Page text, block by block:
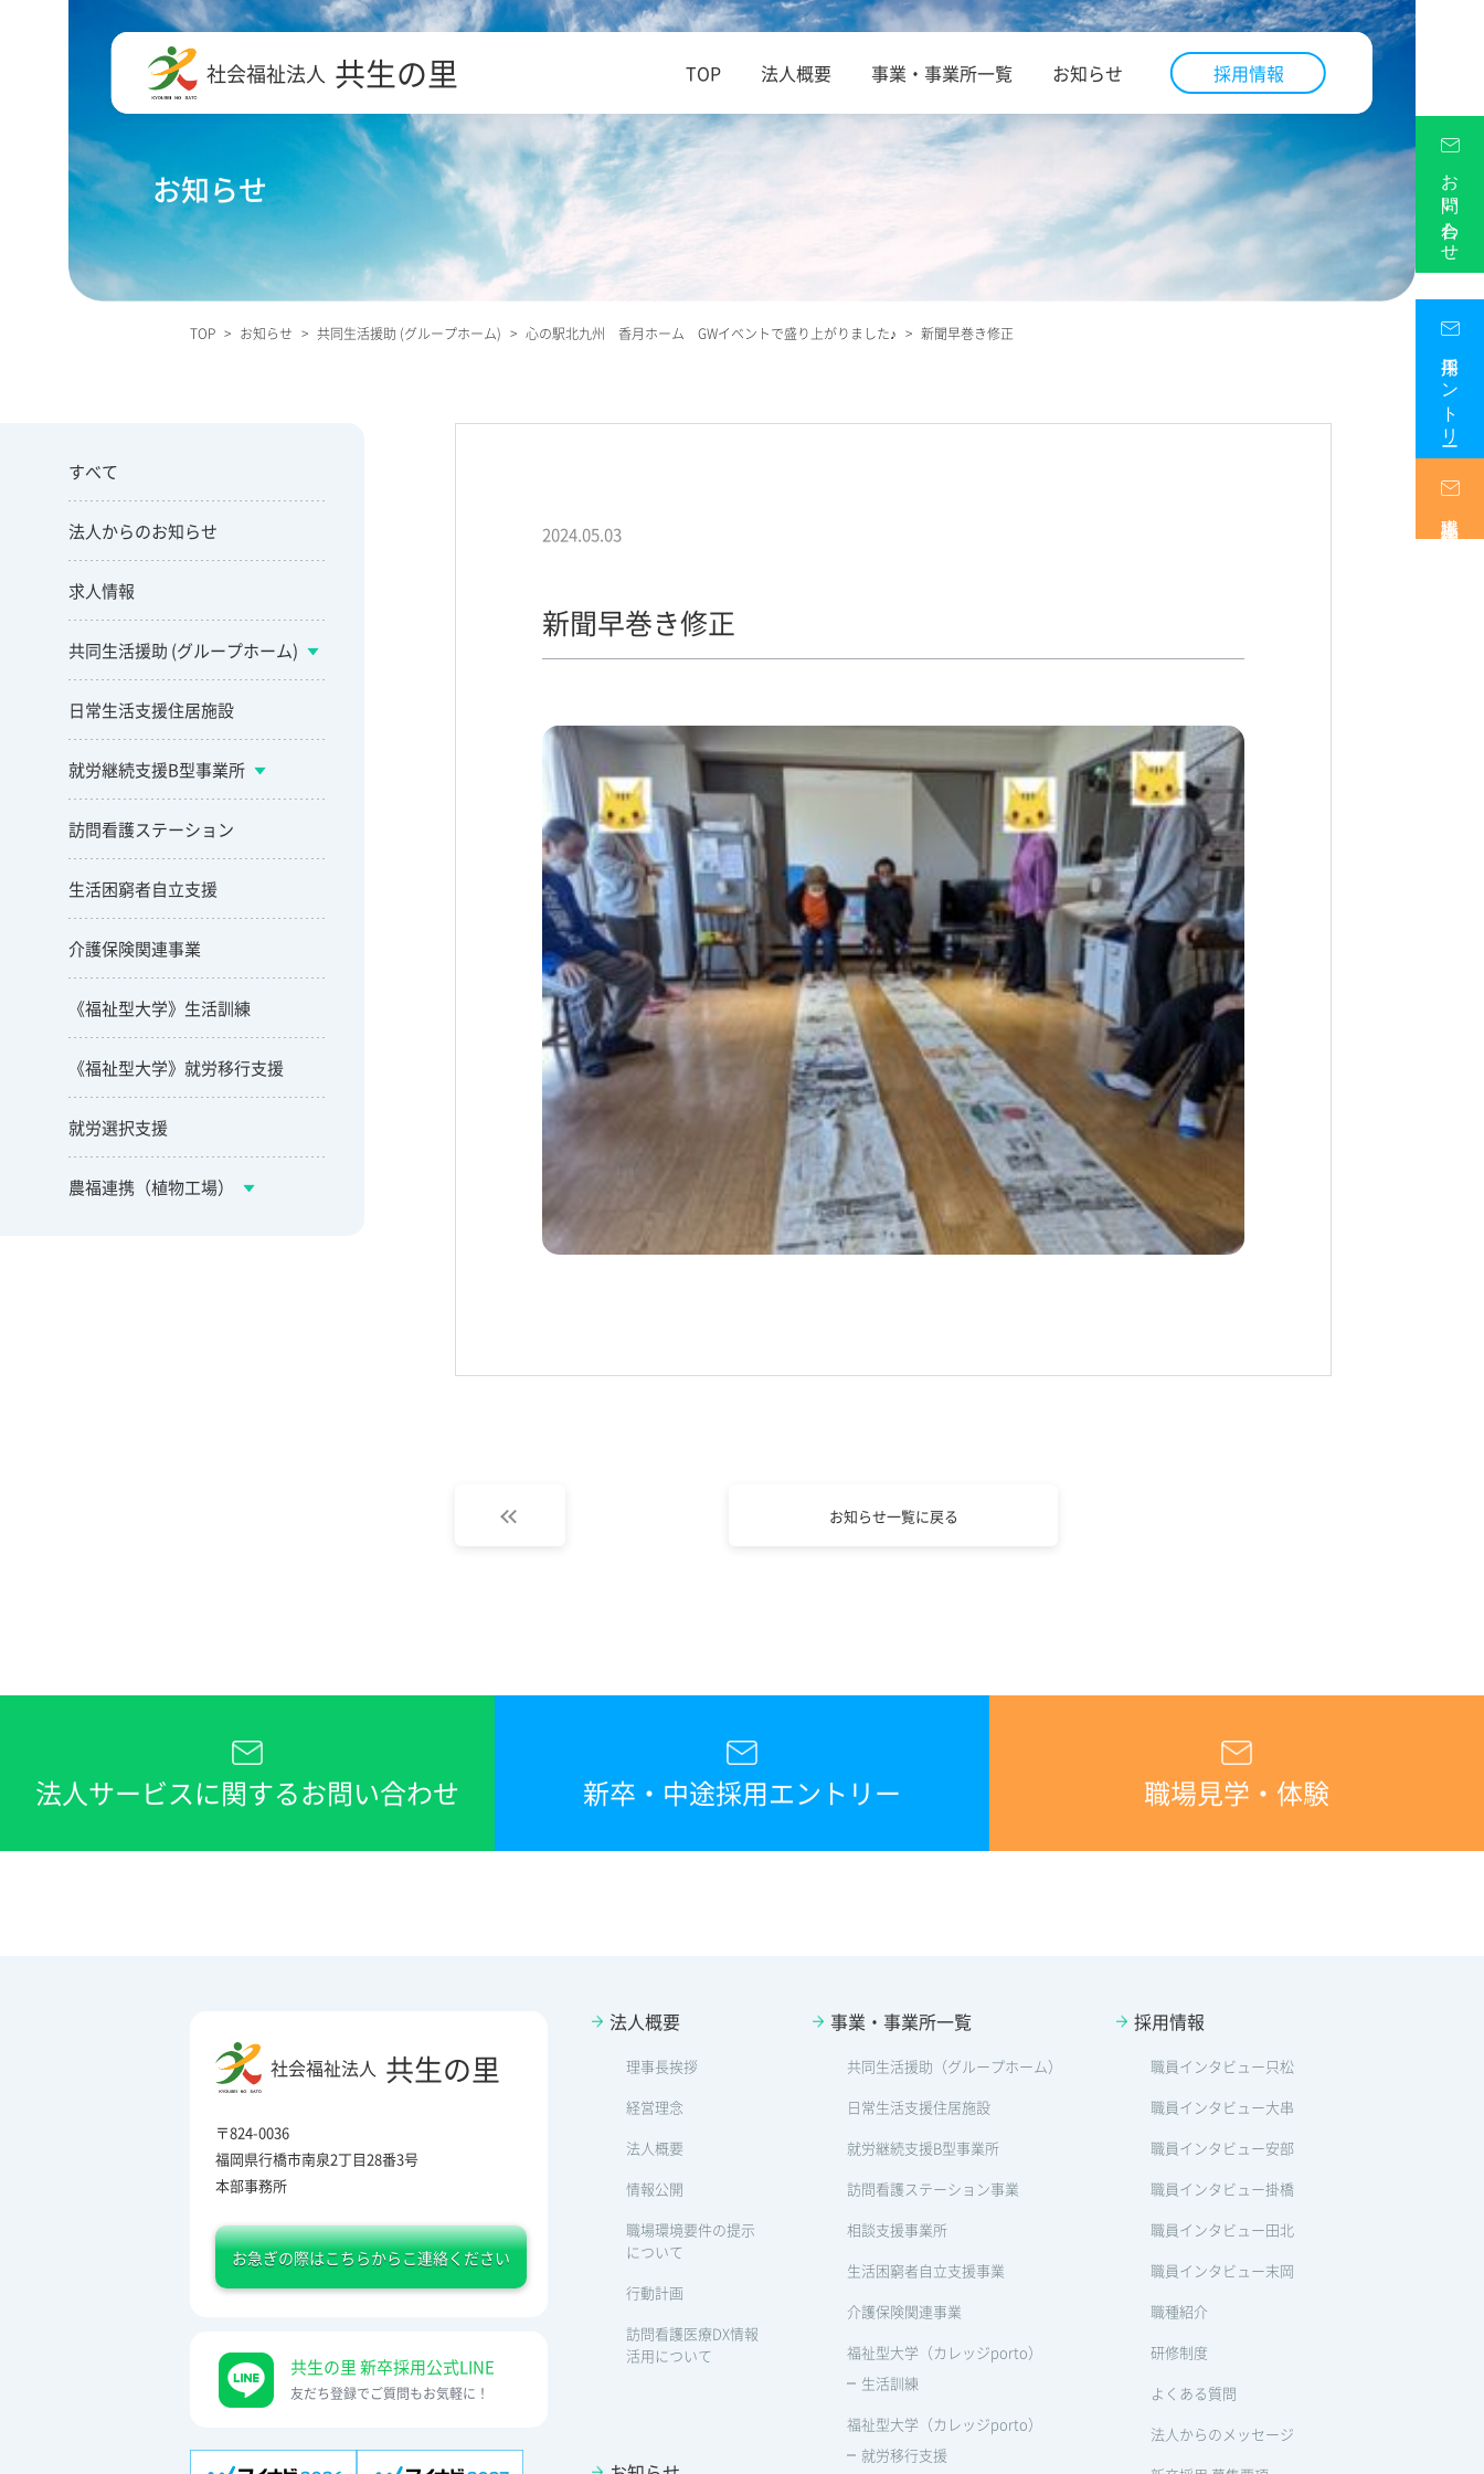
社会福祉法人 共生の里 TOP 法人概要 事業・事業所一覧 お知らせ 採用情報
お知らせ
TOP > お知らせ > 共同生活援助 (グループホーム) > 心の駅北九州 香月ホーム GWイベントで盛り上がりました♪ > 新聞早巻き修正
すべて
法人からのお知らせ
求人情報
共同生活援助 (グループホーム)
日常生活支援住居施設
就労継続支援B型事業所
訪問看護ステーション
生活困窮者自立支援
介護保険関連事業
《福祉型大学》生活訓練
《福祉型大学》就労移行支援
就労選択支援
農福連携（植物工場）
2024.05.03
新聞早巻き修正
お知らせ一覧に戻る
法人サービスに関するお問い合わせ 新卒・中途採用エントリー 職場見学・体験
お問い合わせ
採用エントリー
社会福祉法人 共生の里
〒824-0036
福岡県行橋市南泉2丁目28番3号
本部事務所
お急ぎの際はこちらからこ連絡ください
共生の里 新卒採用公式LINE
友だち登録でご質問もお気軽に！
法人概要
理事長挨拶
経営理念
法人概要
情報公開
職場環境要件の提示
について
行動計画
訪問看護医療DX情報
活用について
事業・事業所一覧
共同生活援助（グループホーム）
日常生活支援住居施設
就労継続支援B型事業所
訪問看護ステーション事業
相談支援事業所
生活困窮者自立支援事業
介護保険関連事業
福祉型大学（カレッジporto）
生活訓練
福祉型大学（カレッジporto）
就労移行支援
採用情報
職員インタビュー只松
職員インタビュー大串
職員インタビュー安部
職員インタビュー掛橋
職員インタビュー田北
職員インタビュー末岡
職種紹介
研修制度
よくある質問
法人からのメッセージ